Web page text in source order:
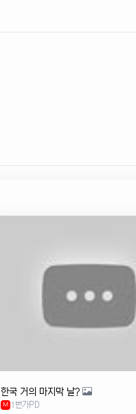
한국 거의 마지막 날?
M 1번가PD